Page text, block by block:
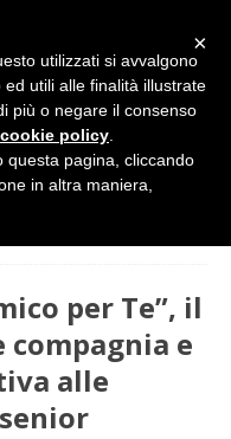
ICC presenta “Un Amico per
cognitiva alle
per Te”, il
compagnia e
alle
×
utilizzati si avvalgono
utili alle finalità illustrate
più o negare il consenso
cookie policy
questa pagina, cliccando
in altra maniera,